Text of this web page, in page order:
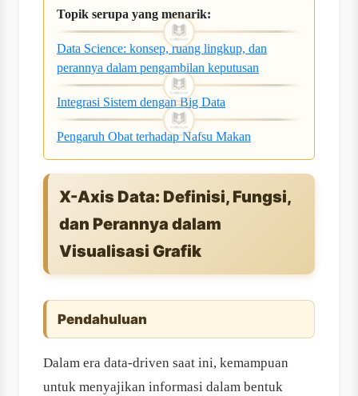
Topik serupa yang menarik:
Data Science: konsep, ruang lingkup, dan
perannya dalam pengambilan keputusan
Integrasi Sistem dengan Big Data
Pengaruh Obat terhadap Nafsu Makan
X-Axis Data: Definisi, Fungsi,
dan Perannya dalam
Visualisasi Grafik
Pendahuluan
Dalam era data-driven saat ini, kemampuan
untuk menyajikan informasi dalam bentuk